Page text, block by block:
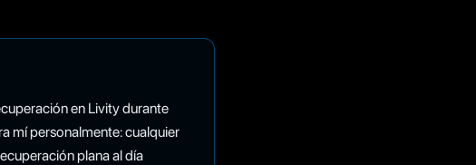
en Livity durante
mí personalmente: cualquier
plana al día